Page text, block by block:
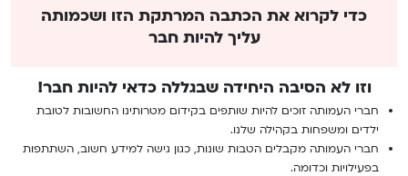
כדי לקרוא את הכתבה המרתקת הזו ושכמותה
עליך להיות חבר
וזו לא הסיבה היחידה שבגללה כדאי להיות חבר!
חברי העמותה זוכים להיות שותפים בקידום מטרותינו החשובות לטובת
ילדים ומשפחות בקהילה שלנו.
חברי העמותה מקבלים הטבות שונות, כגון גישה למידע חשוב, השתתפות
בפעילויות וכדומה.